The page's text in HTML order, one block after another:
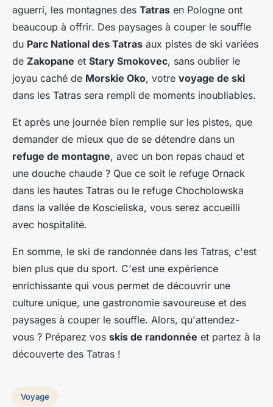
aguerri, les montagnes des Tatras en Pologne ont
beaucoup à offrir. Des paysages à couper le souffle
du Parc National des Tatras aux pistes de ski variées
de Zakopane et Stary Smokovec, sans oublier le
joyau caché de Morskie Oko, votre voyage de ski
dans les Tatras sera rempli de moments inoubliables.
Et après une journée bien remplie sur les pistes, que
demander de mieux que de se détendre dans un
refuge de montagne, avec un bon repas chaud et
une douche chaude ? Que ce soit le refuge Ornack
dans les hautes Tatras ou le refuge Chocholowska
dans la vallée de Koscieliska, vous serez accueilli
avec hospitalité.
En somme, le ski de randonnée dans les Tatras, c'est
bien plus que du sport. C'est une expérience
enrichissante qui vous permet de découvrir une
culture unique, une gastronomie savoureuse et des
paysages à couper le souffle. Alors, qu'attendez-
vous ? Préparez vos skis de randonnée et partez à la
découverte des Tatras !
Voyage